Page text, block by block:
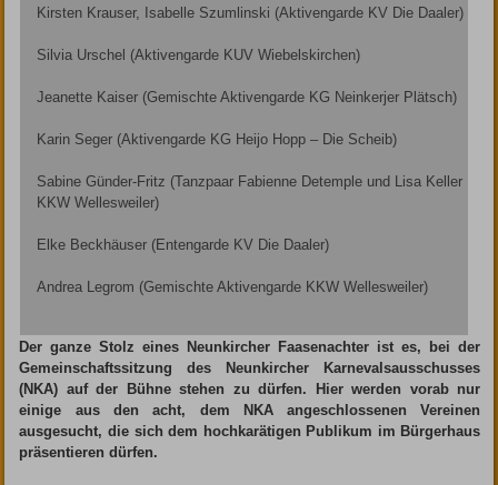
Kirsten Krauser, Isabelle Szumlinski (Aktivengarde KV Die Daaler)
Silvia Urschel (Aktivengarde KUV Wiebelskirchen)
Jeanette Kaiser (Gemischte Aktivengarde KG Neinkerjer Plätsch)
Karin Seger (Aktivengarde KG Heijo Hopp – Die Scheib)
Sabine Günder-Fritz (Tanzpaar Fabienne Detemple und Lisa Keller
KKW Wellesweiler)
Elke Beckhäuser (Entengarde KV Die Daaler)
Andrea Legrom (Gemischte Aktivengarde KKW Wellesweiler)
Der ganze Stolz eines Neunkircher Faasenachter ist es, bei der
Gemeinschaftssitzung des Neunkircher Karnevalsausschusses
(NKA) auf der Bühne stehen zu dürfen. Hier werden vorab nur
einige aus den acht, dem NKA angeschlossenen Vereinen
ausgesucht, die sich dem hochkarätigen Publikum im Bürgerhaus
präsentieren dürfen.